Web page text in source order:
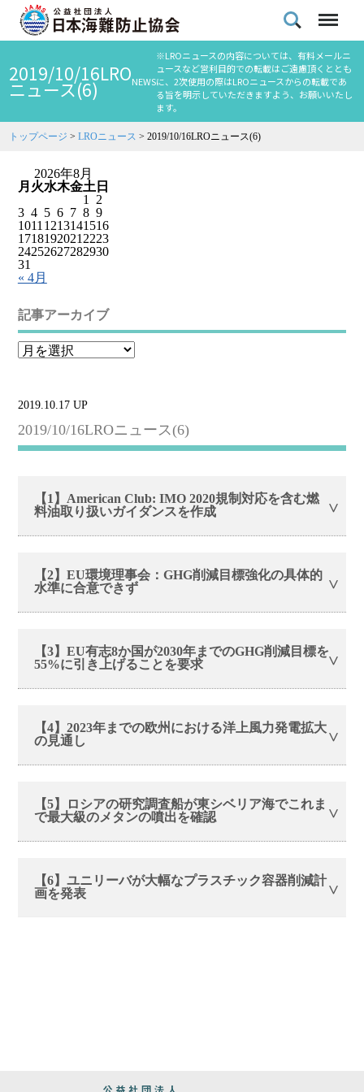
2019/10/16LRO
ニュース(6) NEWS
※LROニュースの内容については、有料メールニ
ュースなど営利目的での転載はご遠慮頂くととも
に、2次使用の際はLROニュースからの転載であ
る旨を明示していただきますよう、お願いいたし
ます。
トップページ >LROニュース >2019/10/16LROニュース(6)
2026年8月
月 火水木金土 日
1
2
3 4 5 6 7 8 9
1011 1213141516
1718192021 2223
24252627282930
31
« 4月
記事アーカイブ
2019.10.17 UP
2019/10/16LROニュース(6)
【1】American Club: IMO 2020規制対応を含む燃
料油取り扱いガイダンスを作成
【2】EU環境理事会：GHG削減目標強化の具体的
水準に合意できず
【3】EU有志8か国が2030年までのGHG削減目標を
55%に引き上げることを要求
【4】2023年までの欧州における洋上風力発電拡大
の見通し
【5】ロシアの研究調査船が東シベリア海でこれま
で最大級のメタンの噴出を確認
【6】ユニリーバが大幅なプラスチック容器削減計
画を発表